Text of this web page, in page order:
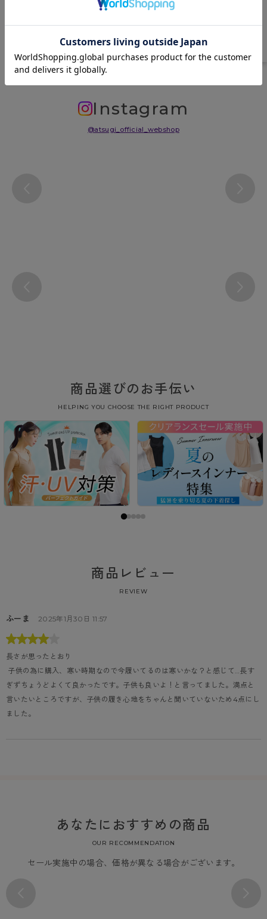
サイズ表 洗濯表示について よくある質問(FAQ)
Instagram
@atsugi_official_webshop
商品選びのお手伝い
HELPING YOU CHOOSE THE RIGHT PRODUCT
商品レビュー
REVIEW
ふーま 2025年1月30日 11:57
長さが思ったとおり
ぎずちょうどよくて良かったです。子供も良いよ！と言ってました。満点と
言いたいところですが、子供の履き心地をちゃんと聞いていないため4点にし
ました。
あなたにおすすめの商品
OUR RECOMMENDATION
セール実施中の場合、価格が異なる場合がございます。